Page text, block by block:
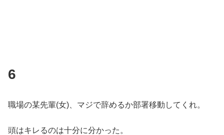
6
職場の某先輩(女)、マジで辞めるか部署移動してくれ。
頭はキレるのは十分に分かった。